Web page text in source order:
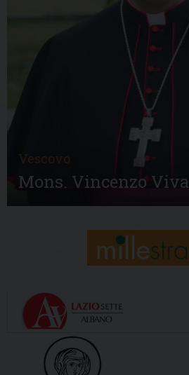
Vescovo
Mons. Vincenzo Viva